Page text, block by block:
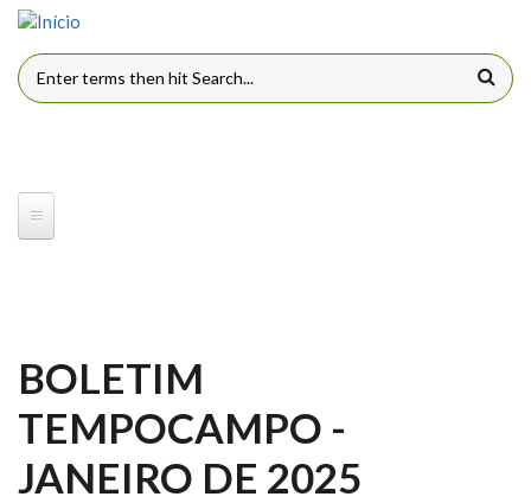
Pular para o conteúdo principal
FORMULÁRIO DE BUSCA
BOLETIM
TEMPOCAMPO -
JANEIRO DE 2025